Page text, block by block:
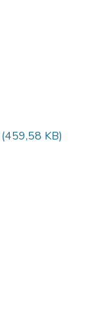
(459,58 KB)